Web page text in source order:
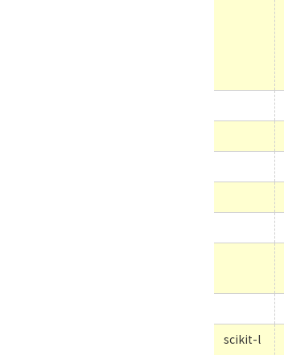
scikit-l